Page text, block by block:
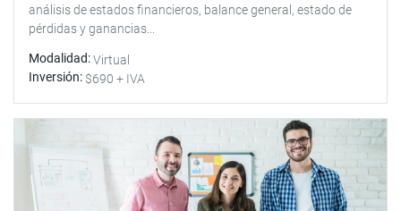
análisis de estados financieros, balance general, estado de
pérdidas y ganancias...
Modalidad Virtual
Inversión $690 + IVA